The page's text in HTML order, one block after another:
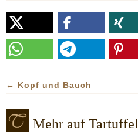
← Kopf und Bauch
Mehr auf Tartuffel